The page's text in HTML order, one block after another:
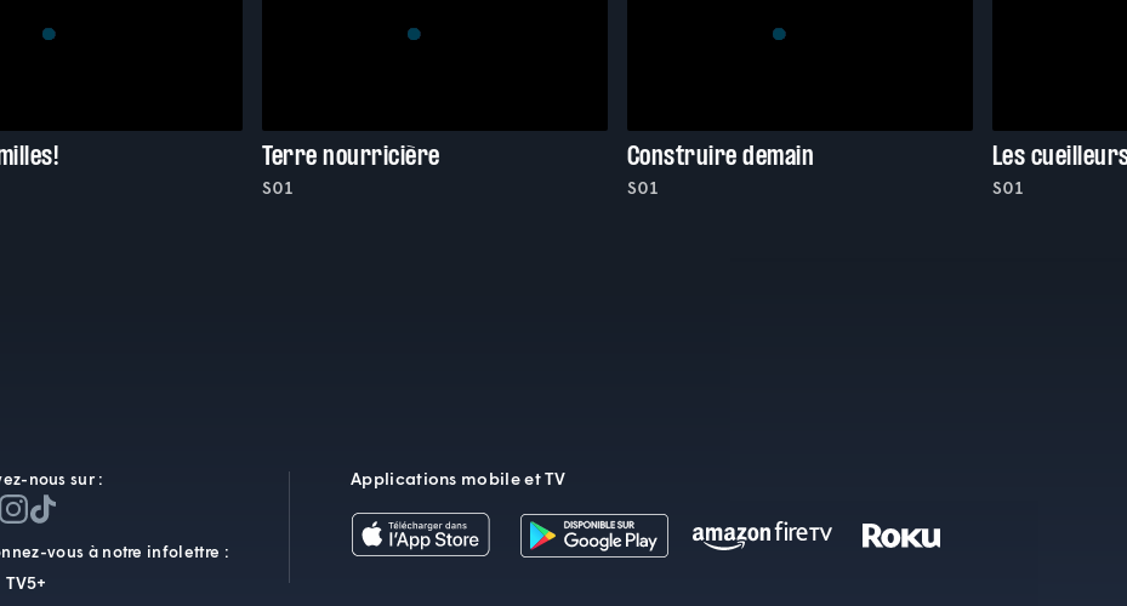
Terre nourricière
S01
Construire demain
S01
Les
S01
nous sur :
vous à notre infolettre :
TV5+
Applications mobile et TV